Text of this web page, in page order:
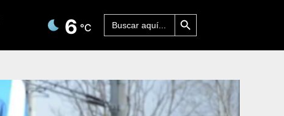
6 °C
Buscar: Botón de búsqueda